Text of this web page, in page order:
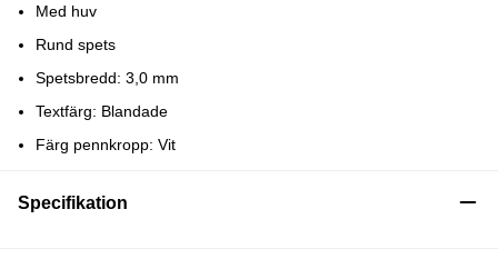
Med huv
Rund spets
Spetsbredd: 3,0 mm
Textfärg: Blandade
Färg pennkropp: Vit
Specifikation